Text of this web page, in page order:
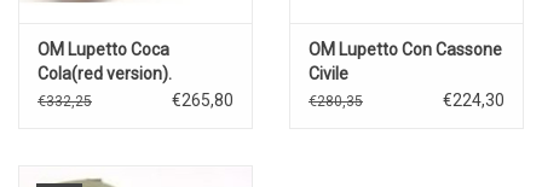
OM Lupetto Coca
Cola(red version).
€332,25 €265,80
OM Lupetto Con Cassone
Civile
€280,35 €224,30